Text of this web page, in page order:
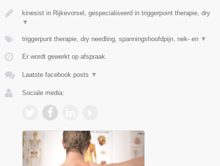
kinesist in Rijkevorsel, gespecialiseerd in triggerpoint therapie, dry
▼
triggerpunt therapie, dry needling, spanningshoofdpijn, nek- en ▼
Er wordt gewerkt op afspraak.
Laatste facebook posts ▼
Sociale media: